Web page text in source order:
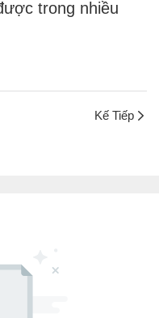
trong nhiều
Kế Tiếp